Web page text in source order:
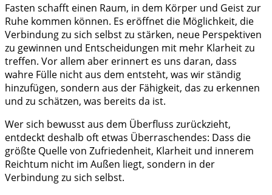
Fasten schafft einen Raum, in dem Körper und Geist zur
Ruhe kommen können. Es eröffnet die Möglichkeit, die
Verbindung zu sich selbst zu stärken, neue Perspektiven
zu gewinnen und Entscheidungen mit mehr Klarheit zu
treffen. Vor allem aber erinnert es uns daran, dass
wahre Fülle nicht aus dem entsteht, was wir ständig
hinzufügen, sondern aus der Fähigkeit, das zu erkennen
und zu schätzen, was bereits da ist.
Wer sich bewusst aus dem Überfluss zurückzieht,
entdeckt deshalb oft etwas Überraschendes: Dass die
größte Quelle von Zufriedenheit, Klarheit und innerem
Reichtum nicht im Außen liegt, sondern in der
Verbindung zu sich selbst.